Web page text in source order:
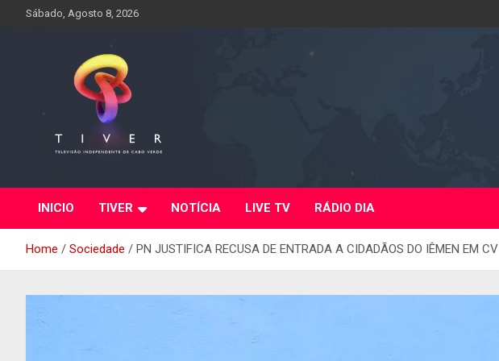
Sábado, Agosto 8, 2026
INICIO TIVER NOTÍCIA LIVE TV RÁDIO DIA
Home Sociedade PN JUSTIFICA RECUSA DE ENTRADA A CIDADÃOS DO IÊMEN EM CV